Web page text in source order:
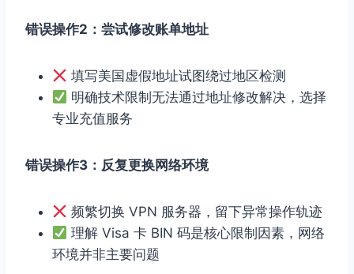
错误操作2：尝试修改账单地址
填写美国虚假地址试图绕过地区检测
明确技术限制无法通过地址修改解决，选择
专业充值服务
错误操作3：反复更换网络环境
频繁切换 VPN 服务器，留下异常操作轨迹
理解 Visa 卡 BIN 码是核心限制因素，网络
环境并非主要问题